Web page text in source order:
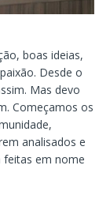
boas ideias,
Desde o
Mas devo
Começamos os
analisados e
feitas em nome